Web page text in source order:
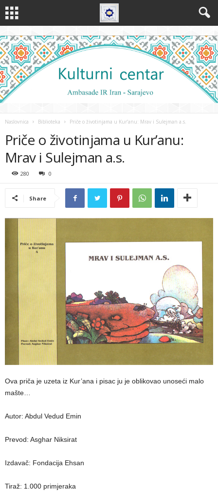
Naslovnica Biblioteka Priče o životinjama u Kur’anu: Mrav i Sulejman a.s.
Priče o životinjama u Kur’anu:
Mrav i Sulejman a.s.
280 0
Share
Ova priča je uzeta iz Kur’ana i pisac ju je oblikovao unoseći malo
mašte…
Autor: Abdul Vedud Emin
Prevod: Asghar Niksirat
Izdavač: Fondacija Ehsan
Tiraž: 1.000 primjeraka